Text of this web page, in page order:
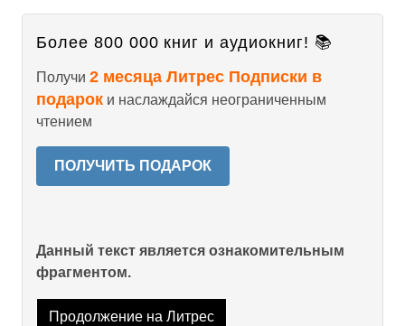
Более 800 000 книг и аудиокниг! 📚
Получи 2 месяца Литрес Подписки в
подарок и наслаждайся неограниченным
чтением
ПОЛУЧИТЬ ПОДАРОК
Данный текст является ознакомительным
фрагментом.
Продолжение на Литрес